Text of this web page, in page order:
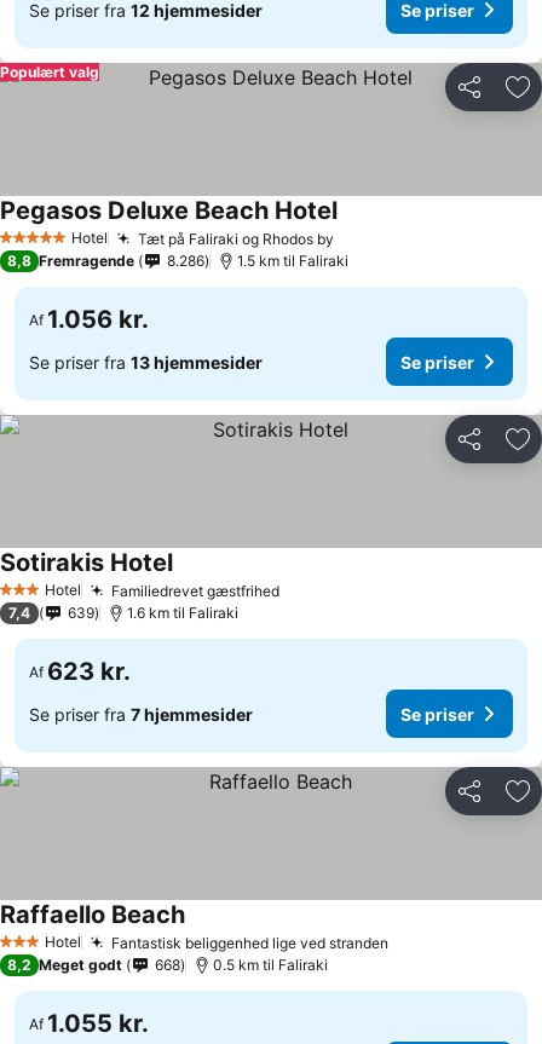
Se priser fra 12 hjemmesider Se priser
Del
Populært valg
5 Stjerner Hotel Tæt på Faliraki og Rhodos by
Pegasos Deluxe Beach Hotel
8,8 Fremragende 8.286 1.5 km til Faliraki
Af 1.056 kr.
Se priser fra 13 hjemmesider Se priser
Del
3 StjernerHotel Familiedrevet gæstfrihed
Sotirakis Hotel
7,4 639 1.6 km til Faliraki
Af 623 kr.
Se priser fra 7 hjemmesider Se priser
Del
3 StjernerHotel Fantastisk beliggenhed lige ved stranden
Raffaello Beach
8,2 Meget godt 668 0.5 km til Faliraki
Af 1.055 kr.